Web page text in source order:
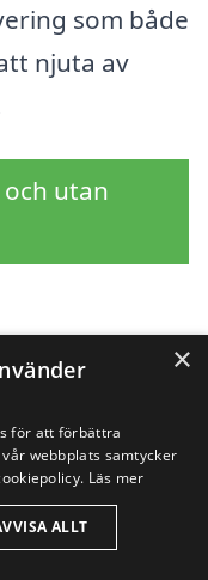
som både
njuta av
utan
×
för att förbättra
webbplats samtycker
Läs mer
ALLT